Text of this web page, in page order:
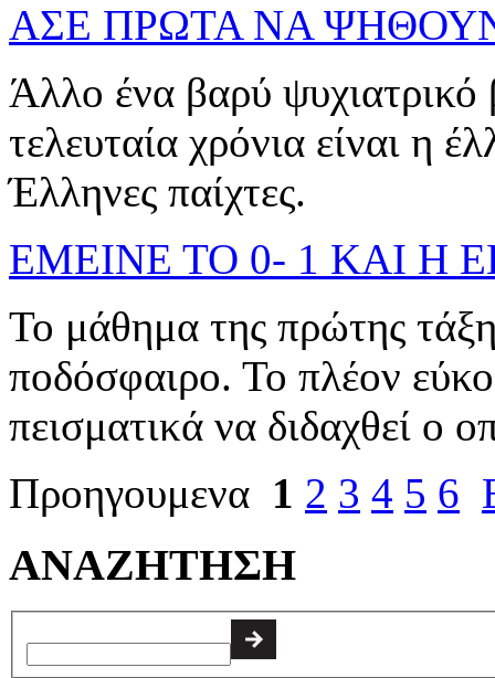
ΑΣΕ ΠΡΩΤΑ ΝΑ
Άλλο ένα βαρύ ψυχιατρικό
τελευταία χρόνια είναι η
Έλληνες παίχτες.
ΕΜΕΙΝΕ ΤΟ 0- 1 ΚΑΙ Η
Το μάθημα της πρώτης
ποδόσφαιρο. Το πλέον
πεισματικά να διδαχθεί ο
Προηγουμενα 1 2 3 4 5 6
ΑΝΑΖΗΤΗΣΗ